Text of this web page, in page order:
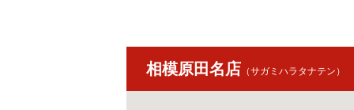
相模原田名店 （サガミハラタナテン）